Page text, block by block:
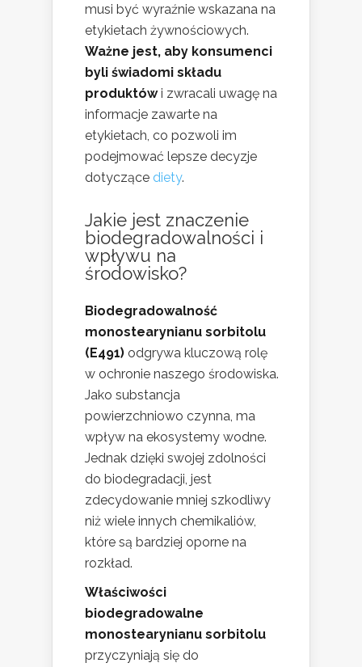
musi być wyraźnie wskazana na
etykietach żywnościowych.
Ważne jest, aby konsumenci
byli świadomi składu
produktówi zwracali uwagę na
informacje zawarte na
etykietach, co pozwoli im
podejmować lepsze decyzje
dotyczące diety.
Jakie jest znaczenie
biodegradowalności i
wpływu na
środowisko?
Biodegradowalność
monostearynianu sorbitolu
(E491) odgrywa kluczową rolę
w ochronie naszego środowiska.
Jako substancja
powierzchniowo czynna, ma
wpływ na ekosystemy wodne.
Jednak dzięki swojej zdolności
do biodegradacji, jest
zdecydowanie mniej szkodliwy
niż wiele innych chemikaliów,
które są bardziej oporne na
rozkład.
Właściwości
biodegradowalne
monostearynianu sorbitolu
przyczyniają się do